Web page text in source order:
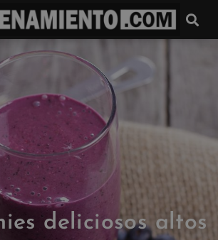
deliciosos altos